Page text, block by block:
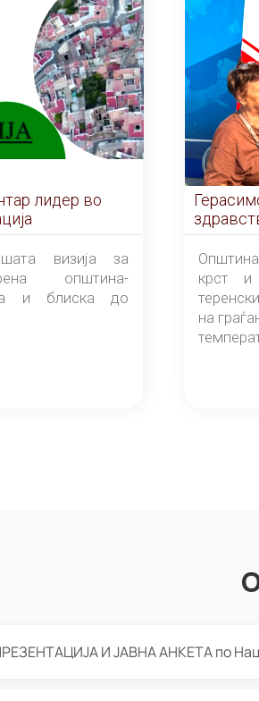
лидер во
визија за
општина-
и блиска до
крст и
на